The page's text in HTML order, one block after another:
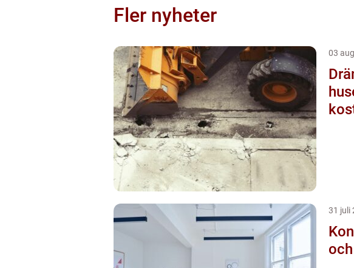
Fler nyheter
03
31 juli